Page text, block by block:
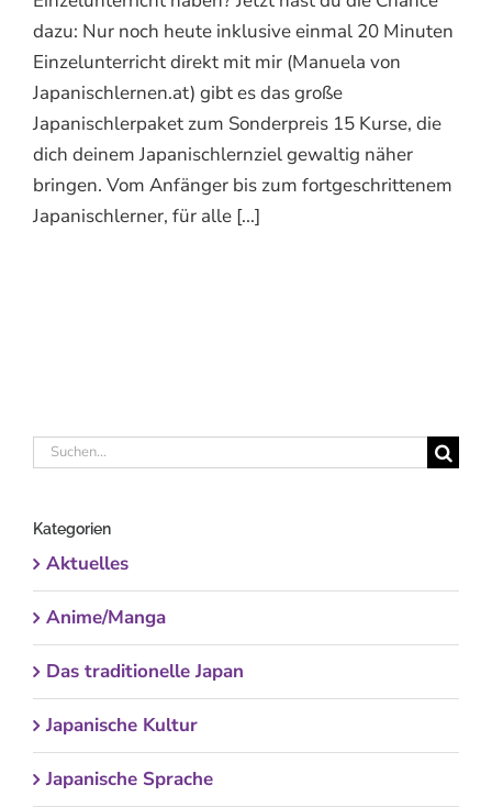
dazu: Nur noch heute inklusive einmal 20 Minuten
Einzelunterricht direkt mit mir (Manuela von
Japanischlernen.at) gibt es das große
Japanischlerpaket zum Sonderpreis 15 Kurse, die
dich deinem Japanischlernziel gewaltig näher
bringen. Vom Anfänger bis zum fortgeschrittenem
Japanischlerner, für alle [...]
Suche
Kategorien
Aktuelles
Anime/Manga
Das traditionelle Japan
Japanische Kultur
Japanische Sprache